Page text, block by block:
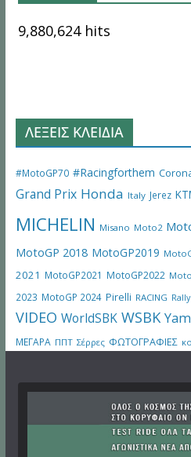
9,880,624 hits
ΛΕΞΕΙΣ ΚΛΕΙΔΙΑ
#MotoGP70 #Racingforthem
Grand Prix Honda Italy Jerez
MICHELIN Misano Moto2
MotoGP 2018 MotoGP2019
2021 MotoGP2021 MotoGP2022
2023 MotoGP 2024 Pirelli RACING
VIDEO WorldSBK WSBK
ΜΕΓΑΡΑ ΠΠΤ Σέρρες ΦΩΤΟΓΡΑΦΙΕΣ